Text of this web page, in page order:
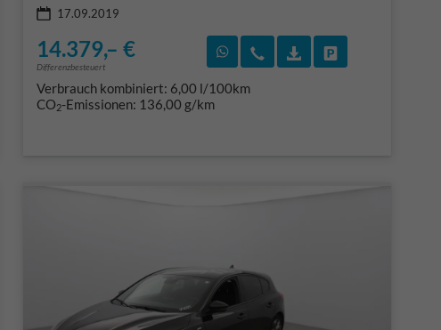
(PDF)
parken
17.09.2019
14.379,– €
Differenzbesteuert
Rückruf vereinbaren
Wir rufen Sie an
Fahrzeugexposé
Verbrauch kombiniert: 6,00 l/100km
CO2-Emissionen: 136,00 g/km